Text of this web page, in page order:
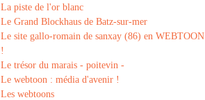
La piste de l'or blanc
Le Grand Blockhaus de Batz-sur-mer
Le site gallo-romain de sanxay (86) en WEBTOON
!
Le trésor du marais - poitevin -
Le webtoon : média d'avenir !
Les webtoons